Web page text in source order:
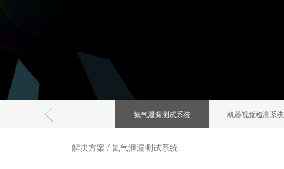
氦气泄漏测试系统 机器视觉检测系统
解决方案 / 氦气泄漏测试系统